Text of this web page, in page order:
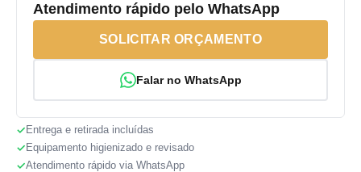
Atendimento rápido pelo WhatsApp
SOLICITAR ORÇAMENTO
Falar no WhatsApp
Entrega e retirada incluídas
Equipamento higienizado e revisado
Atendimento rápido via WhatsApp